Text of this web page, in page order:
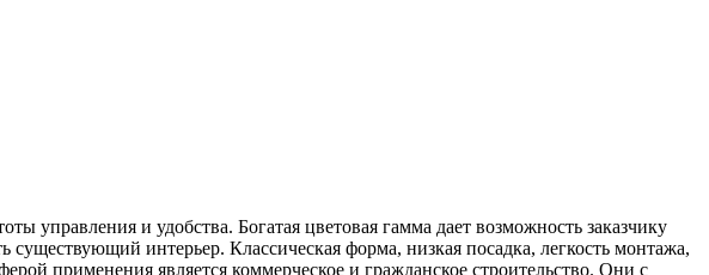
управления и удобства. Богатая цветовая гамма дает возможность заказчику
интерьер. Классическая форма, низкая посадка, легкость монтажа,
применения является коммерческое и гражданское строительство. Они с